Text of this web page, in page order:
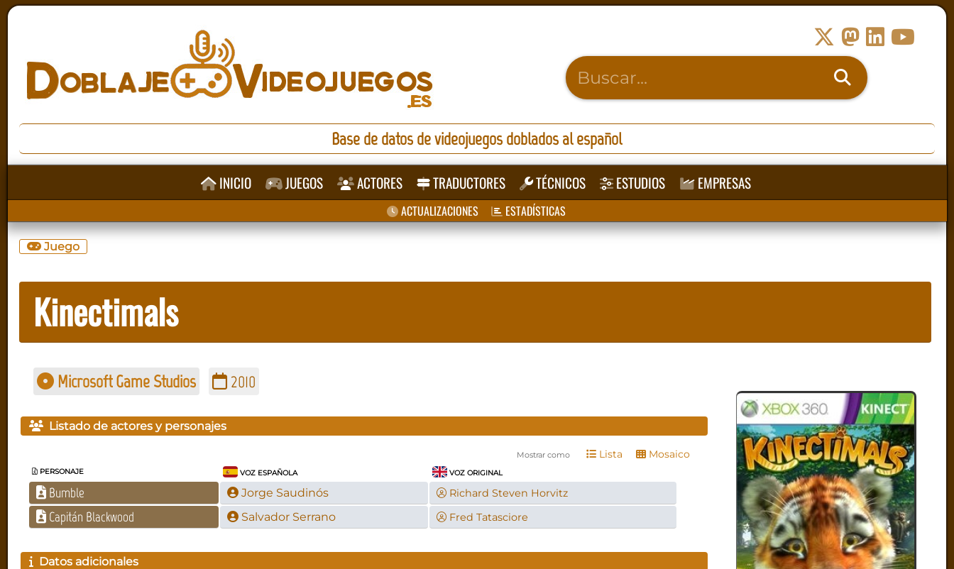
Base de datos de videojuegos doblados al español
INICIO JUEGOS ACTORES TRADUCTORES TÉCNICOS ESTUDIOS EMPRESAS
ACTUALIZACIONES ESTADÍSTICAS
Juego
Kinectimals
Microsoft Game Studios 2010
Listado de actores y personajes
Mostrar como Lista Mosaico
PERSONAJE VOZ ESPAÑOLA VOZ ORIGINAL
Bumble Jorge Saudinós Richard Steven Horvitz
Capitán Blackwood Salvador Serrano Fred Tatasciore
Datos adicionales